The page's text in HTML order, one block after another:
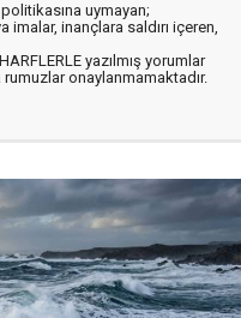
uymayan;
inançlara saldırı içeren,
yazılmış yorumlar
rumuzlar onaylanmamaktadır.